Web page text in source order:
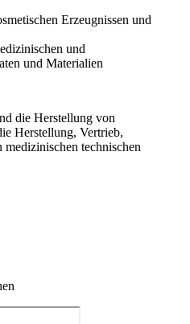
Erzeugnissen und
und
und Materialien
die Herstellung von
Herstellung, Vertrieb,
technischen